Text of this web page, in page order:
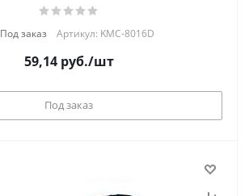
Под заказ Артикул: KMC-8016D
59,14руб./шт
Под заказ